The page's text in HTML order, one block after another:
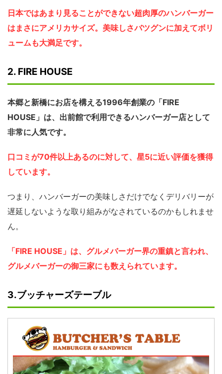
日本ではあまり見ることができない超肉厚のハンバーガー
はまさにアメリカサイズ。美味しさバツグンに加えてボリ
ュームも大満足です。
2. FIRE HOUSE
本郷と新橋にお店を構える1996年創業の「FIRE
HOUSE」は、出前館で利用できるハンバーガー店として
非常に人気です。
口コミが70件以上あるのに対して、星5に近い評価を獲得
しています。
つまり、ハンバーガーの美味しさだけでなくデリバリーが
遅延しないような取り組みがなされているのかもしれませ
ん。
「FIRE HOUSE」は、グルメバーガー界の重鎮と言われ、
グルメバーガーの御三家にも数えられています。
3.ブッチャーズテーブル